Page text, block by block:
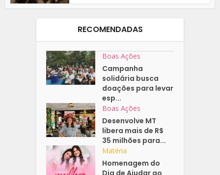
RECOMENDADAS
Boas Ações
Campanha
solidária busca
doações para levar
esp...
Boas Ações
Desenvolve MT
libera mais de R$
35 milhões para...
Matéria
Homenagem do
Dia de Ajudar ao